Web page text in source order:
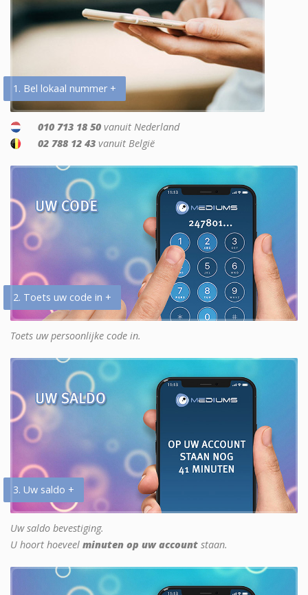
1. Bel lokaal nummer +
010 713 18 50 vanuit Nederland
02 788 12 43 vanuit België
2. Toets uw code in +
Toets uw persoonlijke code in.
3. Uw saldo +
Uw saldo bevestiging.
U hoort hoeveel minuten op uw account staan.